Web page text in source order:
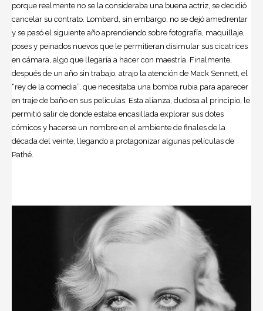
porque realmente no se la consideraba una buena actriz, se decidió
cancelar su contrato. Lombard, sin embargo, no se dejó amedrentar
y se pasó el siguiente año aprendiendo sobre fotografía, maquillaje,
poses y peinados nuevos que le permitieran disimular sus cicatrices
en cámara, algo que llegaría a hacer con maestría. Finalmente,
después de un año sin trabajo, atrajo la atención de Mack Sennett, el
“rey de la comedia”, que necesitaba una bomba rubia para aparecer
en traje de baño en sus películas. Esta alianza, dudosa al principio, le
permitió salir de donde estaba encasillada explorar sus dotes
cómicos y hacerse un nombre en el ambiente de finales de la
década del veinte, llegando a protagonizar algunas películas de
Pathé.